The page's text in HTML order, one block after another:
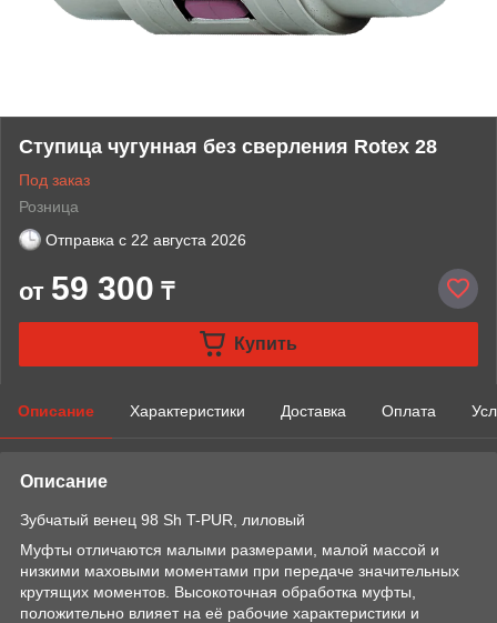
Ступица чугунная без сверления Rotex 28
Под заказ
Розница
Отправка с 22 августа 2026
от 59 300 ₸
Купить
Описание Характеристики Доставка Оплата
Описание
Зубчатый венец 98 Sh T-PUR, лиловый
Муфты отличаются малыми размерами, малой массой и
низкими маховыми моментами при передаче значительных
крутящих моментов. Высокоточная обработка муфты,
положительно влияет на её рабочие характеристики и